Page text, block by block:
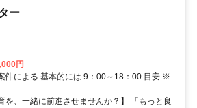
ー
円
件による 基本的には 9：00～18：00 目安 ※
を、一緒に前進させませんか？】 「もっと良